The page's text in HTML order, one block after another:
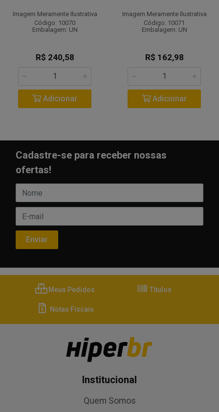
Imagem Meramente Ilustrativa
Código: 10070
Embalagem: UN
R$ 240,58
Adicionar
Imagem Meramente Ilustrativa
Código: 10071
Embalagem: UN
R$ 162,98
Adicionar
Cadastre-se para receber nossas
ofertas!
Meus Pedidos Títulos
Notas Fiscais
Institucional
Quem Somos